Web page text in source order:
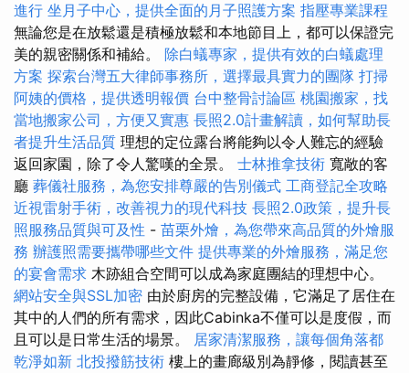
進行 坐月子中心，提供全面的月子照護方案 指壓專業課程
無論您是在放鬆還是積極放鬆和本地節目上，都可以保證完
美的親密關係和補給。 除白蟻專家，提供有效的白蟻處理
方案 探索台灣五大律師事務所，選擇最具實力的團隊 打掃
阿姨的價格，提供透明報價 台中整骨討論區 桃園搬家，找
當地搬家公司，方便又實惠 長照2.0計畫解讀，如何幫助長
者提升生活品質 理想的定位露台將能夠以令人難忘的經驗
返回家園，除了令人驚嘆的全景。 士林推拿技術 寬敞的客
廳 葬儀社服務，為您安排尊嚴的告別儀式 工商登記全攻略
近視雷射手術，改善視力的現代科技 長照2.0政策，提升長
照服務品質與可及性 - 苗栗外燴，為您帶來高品質的外燴服
務 辦護照需要攜帶哪些文件 提供專業的外燴服務，滿足您
的宴會需求 木跡組合空間可以成為家庭團結的理想中心。
網站安全與SSL加密 由於廚房的完整設備，它滿足了居住在
其中的人們的所有需求，因此Cabinka不僅可以是度假，而
且可以是日常生活的場景。 居家清潔服務，讓每個角落都
乾淨如新 北投撥筋技術 樓上的畫廊級別為靜修，閱讀甚至